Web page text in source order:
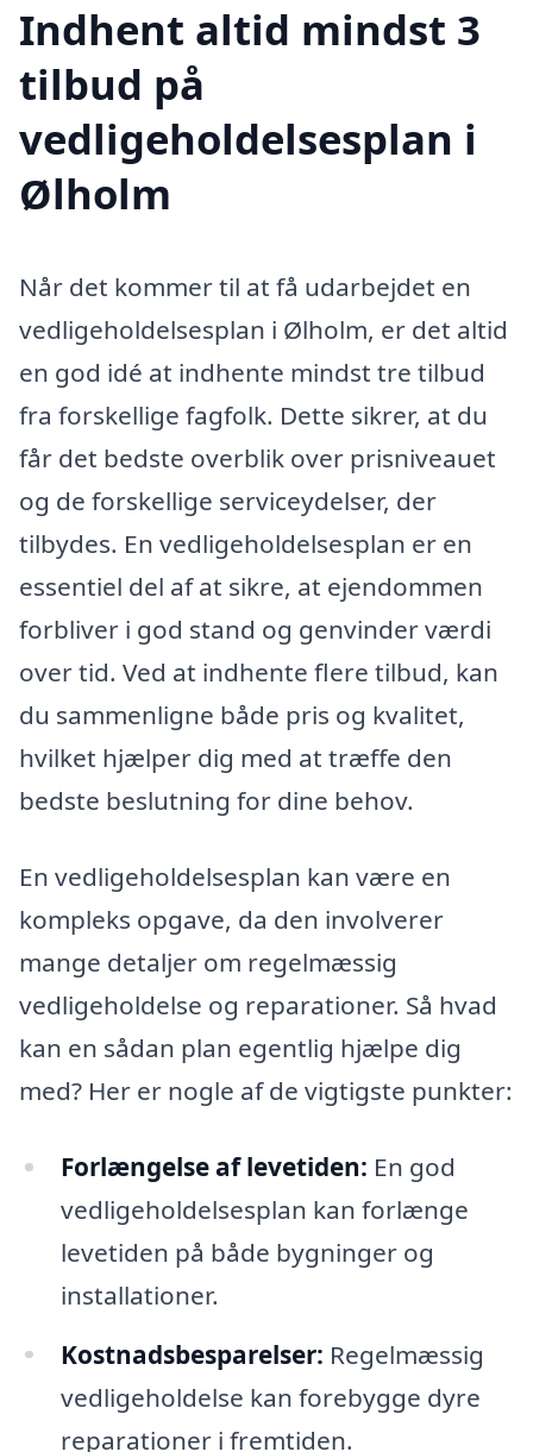
Indhent altid mindst 3
tilbud på
vedligeholdelsesplan i
Ølholm
Når det kommer til at få udarbejdet en
vedligeholdelsesplan i Ølholm, er det altid
en god idé at indhente mindst tre tilbud
fra forskellige fagfolk. Dette sikrer, at du
får det bedste overblik over prisniveauet
og de forskellige serviceydelser, der
tilbydes. En vedligeholdelsesplan er en
essentiel del af at sikre, at ejendommen
forbliver i god stand og genvinder værdi
over tid. Ved at indhente flere tilbud, kan
du sammenligne både pris og kvalitet,
hvilket hjælper dig med at træffe den
bedste beslutning for dine behov.
En vedligeholdelsesplan kan være en
kompleks opgave, da den involverer
mange detaljer om regelmæssig
vedligeholdelse og reparationer. Så hvad
kan en sådan plan egentlig hjælpe dig
med? Her er nogle af de vigtigste punkter:
Forlængelse af levetiden: En god
vedligeholdelsesplan kan forlænge
levetiden på både bygninger og
installationer.
Kostnadsbesparelser: Regelmæssig
vedligeholdelse kan forebygge dyre
reparationer i fremtiden.